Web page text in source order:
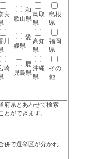
良
和
歌山県
鳥取
県
島根
県
川
愛
媛県
高知
県
福岡
県
崎
鹿
児島県
沖縄
県
その
他
府県とあわせて検索
ができます。
併で選挙区が分かれ